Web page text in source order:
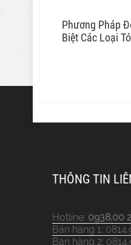
Phương Pháp
Biệt Các Loại
THÔNG TIN
Hotline: 0938.00
Bán hàng 1:
Bán hàng 2: